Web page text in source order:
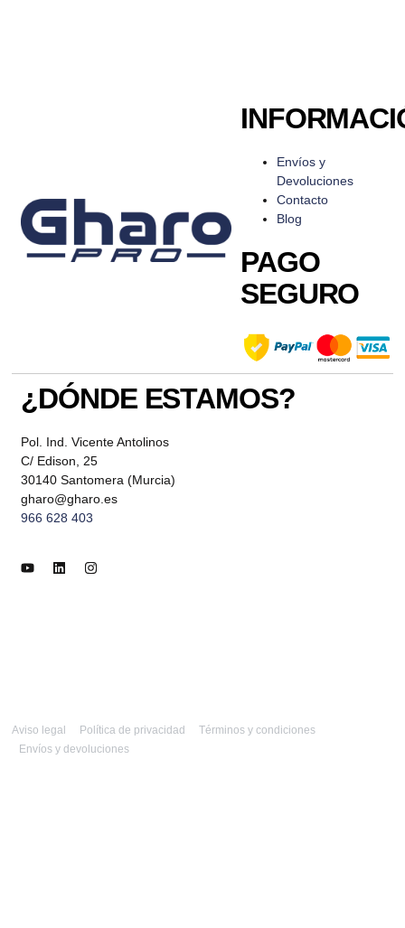
Envíos y
Devoluciones
Contacto
Blog
PAGO
SEGURO
¿DÓNDE ESTAMOS?
Pol. Ind. Vicente Antolinos
C/ Edison, 25
30140 Santomera (Murcia)
gharo@gharo.es
966 628 403
Aviso legal Política de privacidad
Términos y condiciones
Envíos y devoluciones